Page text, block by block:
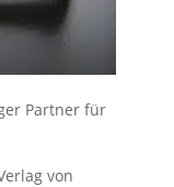
Partner für
von